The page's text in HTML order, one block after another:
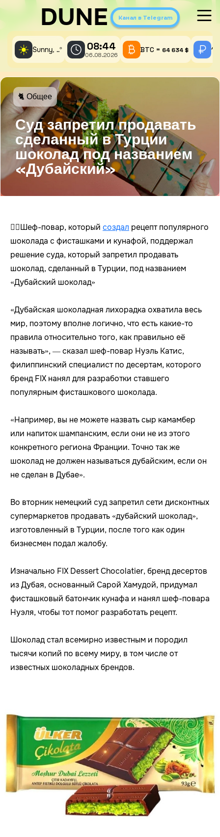
DUNE Канал в Telegram
☀️ Sunny, ..° 08:44
06.08.2026
BTC = 64 634 $ 1
Суд запретил продавать
сделанный в Турции
шоколад под названием
«Дубайский»
🐈 Общее
🧑‍⚖️Шеф-повар, который создал рецепт популярного
шоколада с фисташками и кунафой, поддержал
решение суда, который запретил продавать
шоколад, сделанный в Турции, под названием
«Дубайский шоколад»
«Дубайская шоколадная лихорадка охватила весь
мир, поэтому вполне логично, что есть какие-то
правила относительно того, как правильно её
называть», — сказал шеф-повар Нуэль Катис,
филиппинский специалист по десертам, которого
бренд FIX нанял для разработки ставшего
популярным фисташкового шоколада.
«Например, вы не можете назвать сыр камамбер
или напиток шампанским, если они не из этого
конкретного региона Франции. Точно так же
шоколад не должен называться дубайским, если он
не сделан в Дубае».
Во вторник немецкий суд запретил сети дисконтных
супермаркетов продавать «дубайский шоколад»,
изготовленный в Турции, после того как один
бизнесмен подал жалобу.
Изначально FIX Dessert Chocolatier, бренд десертов
из Дубая, основанный Сарой Хамудой, придумал
фисташковый батончик кунафа и нанял шеф-повара
Нуэля, чтобы тот помог разработать рецепт.
Шоколад стал всемирно известным и породил
тысячи копий по всему миру, в том числе от
известных шоколадных брендов.